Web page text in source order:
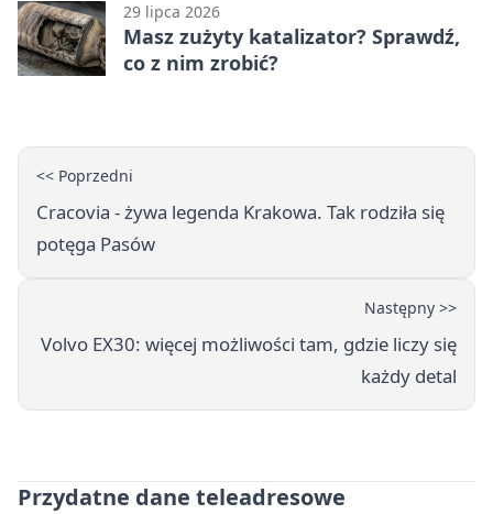
29 lipca 2026
Masz zużyty katalizator? Sprawdź,
co z nim zrobić?
<< Poprzedni
Cracovia - żywa legenda Krakowa. Tak rodziła się
potęga Pasów
Następny >>
Volvo EX30: więcej możliwości tam, gdzie liczy się
każdy detal
Przydatne dane teleadresowe